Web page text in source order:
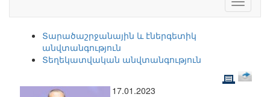
Տարածաշրջանային և էներգետիկ
անվտանգություն
Տեղեկատվական անվտանգություն
17.01.2023